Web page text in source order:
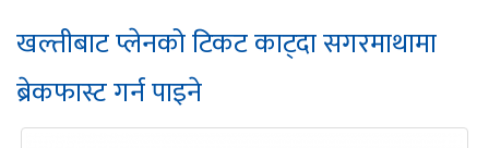
खल्तीबाट प्लेनको टिकट काट्दा सगरमाथामा
ब्रेकफास्ट गर्न पाइने